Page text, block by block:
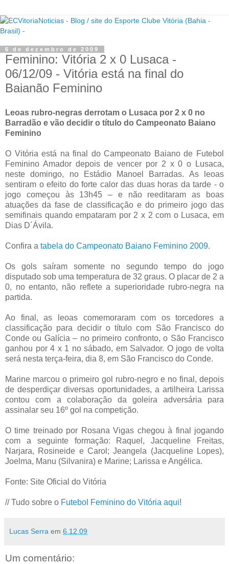
6 de dezembro de 2009
Feminino: Vitória 2 x 0 Lusaca -
06/12/09 - Vitória está na final do
Baianão Feminino
Leoas rubro-negras derrotam o Lusaca por 2 x 0 no
Barradão e vão decidir o título do Campeonato Baiano
Feminino
O Vitória está na final do Campeonato Baiano de Futebol
Feminino Amador depois de vencer por 2 x 0 o Lusaca,
neste domingo, no Estádio Manoel Barradas. As leoas
sentiram o efeito do forte calor das duas horas da tarde - o
jogo começou às 13h45 – e não reeditaram as boas
atuações da fase de classificação e do primeiro jogo das
semifinais quando empataram por 2 x 2 com o Lusaca, em
Dias D´Ávila.
Confira a tabela do Campeonato Baiano Feminino 2009.
Os gols saíram somente no segundo tempo do jogo
disputado sob uma temperatura de 32 graus. O placar de 2 a
0, no entanto, não reflete a superioridade rubro-negra na
partida.
Ao final, as leoas comemoraram com os torcedores a
classificação para decidir o título com São Francisco do
Conde ou Galícia – no primeiro confronto, o São Francisco
ganhou por 4 x 1 no sábado, em Salvador. O jogo de volta
será nesta terça-feira, dia 8, em São Francisco do Conde.
Marine marcou o primeiro gol rubro-negro e no final, depois
de desperdiçar diversas oportunidades, a artilheira Larissa
contou com a colaboração da goleira adversária para
assinalar seu 16º gol na competição.
O time treinado por Rosana Vigas chegou à final jogando
com a seguinte formação: Raquel, Jacqueline Freitas,
Narjara, Rosineide e Carol; Jeangela (Jacqueline Lopes),
Joelma, Manu (Silvanira) e Marine; Larissa e Angélica.
Fonte: Site Oficial do Vitória
// Tudo sobre o Futebol Feminino do Vitória aqui!
Lucas Serra em 6.12.09
Um comentário: